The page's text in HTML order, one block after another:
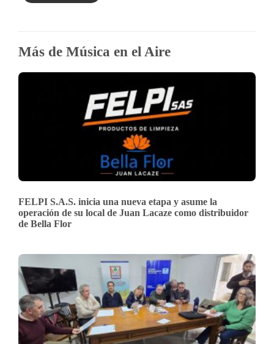
Más de Música en el Aire
FELPI S.A.S. inicia una nueva etapa y asume la
operación de su local de Juan Lacaze como distribuidor
de Bella Flor